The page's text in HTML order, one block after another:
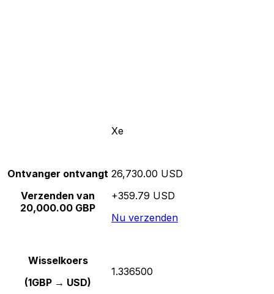
Xe
Ontvanger ontvangt
Verzenden van
20,000.00 GBP
26,730.00 USD
+359.79 USD
Nu verzenden
Wisselkoers
(1GBP → USD)
1.336500